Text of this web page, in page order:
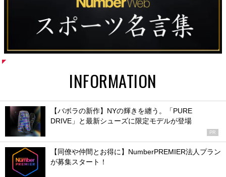
INFORMATION
【バボラの新作】NYの輝きを纏う。「PURE
DRIVE」と最新シューズに限定モデルが登場
PR
【同僚や仲間とお得に】NumberPREMIER法人プラン
が募集スタート！